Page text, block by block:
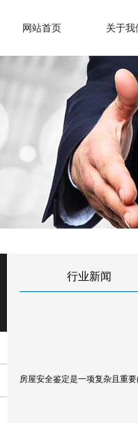
网站首页 关于我
行业新闻
房屋安全鉴定是一项复杂且重